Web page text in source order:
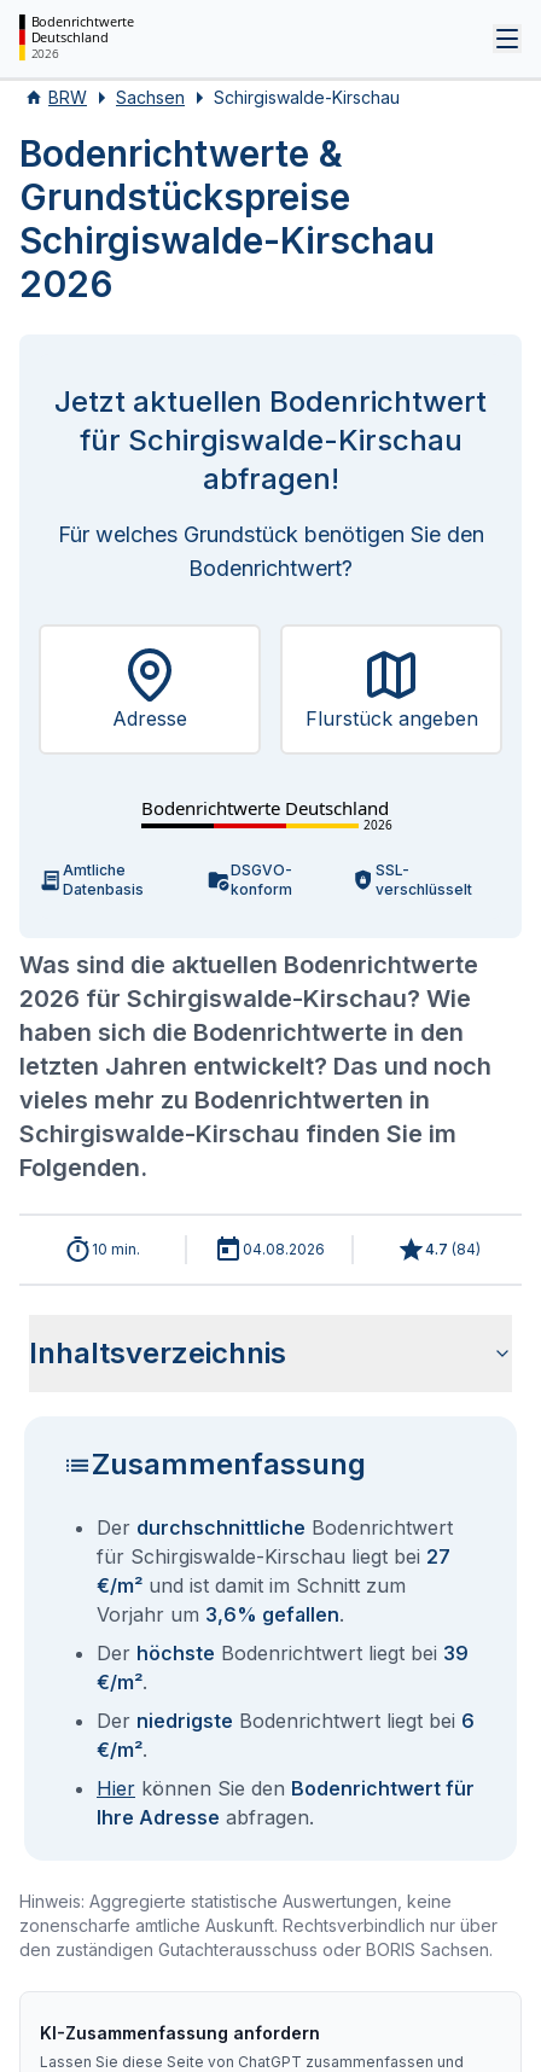
Bodenrichtwerte
Deutschland
2026
BRW Sachsen Schirgiswalde-Kirschau
Bodenrichtwerte &
Grundstückspreise
Schirgiswalde-Kirschau
2026
Was sind die aktuellen Bodenrichtwerte
2026 für Schirgiswalde-Kirschau? Wie
haben sich die Bodenrichtwerte in den
letzten Jahren entwickelt? Das und noch
vieles mehr zu Bodenrichtwerten in
Schirgiswalde-Kirschau finden Sie im
Folgenden.
Jetzt aktuellen Bodenrichtwert
für Schirgiswalde-Kirschau
abfragen!
Für welches Grundstück benötigen Sie den
Bodenrichtwert?
Adresse Flurstück angeben
Bodenrichtwerte Deutschland
2026
Amtliche
Datenbasis
DSGVO-
konform
SSL-
verschlüsselt
10 min. 04.08.2026 4.7 (84)
Inhaltsverzeichnis
Zusammenfassung
Der durchschnittliche Bodenrichtwert
für Schirgiswalde-Kirschau liegt bei 27
€/m² und ist damit im Schnitt zum
Vorjahr um 3,6% gefallen.
Der höchste Bodenrichtwert liegt bei 39
€/m².
Der niedrigste Bodenrichtwert liegt bei 6
€/m².
Hier können Sie den Bodenrichtwert für
Ihre Adresse abfragen.
Hinweis: Aggregierte statistische Auswertungen, keine
zonenscharfe amtliche Auskunft. Rechtsverbindlich nur über
den zuständigen Gutachterausschuss oder BORIS Sachsen.
KI-Zusammenfassung anfordern
Lassen Sie diese Seite von ChatGPT zusammenfassen und